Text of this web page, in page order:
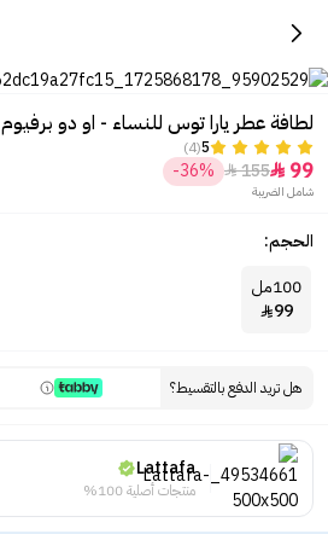
لطافة عطر يارا توس للنساء - او دو برفيوم
5
(4)
99

155

-36%
شامل الضريبة
الحجم:
100مل
99

هل تريد الدفع بالتقسيط؟
Lattafa
منتجات أصلية 100%